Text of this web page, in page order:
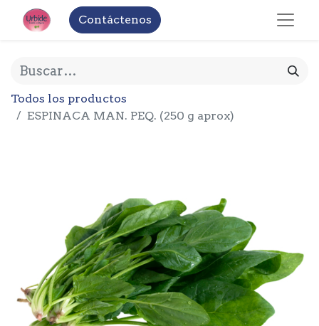
Contáctenos
Todos los productos
ESPINACA MAN. PEQ. (250 g aprox)